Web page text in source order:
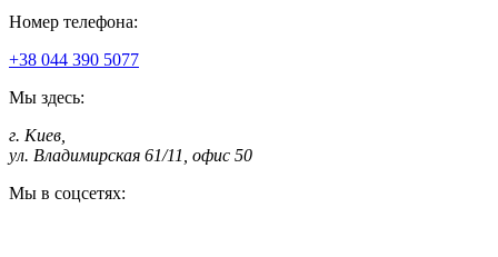
Номер телефона:
+38 044 390 5077
Мы здесь:
г. Киев
ул. Владимирская 61/11, офис 50
Мы в соцсетях: